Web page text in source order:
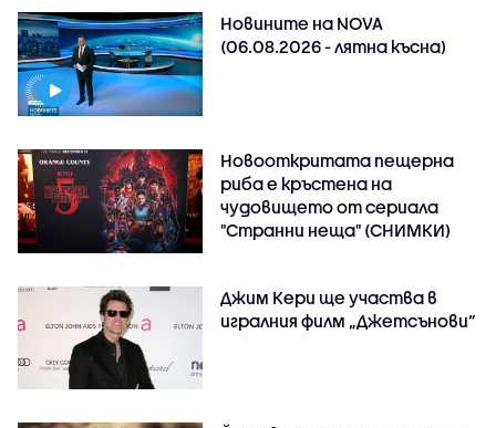
Новините на NOVA
(06.08.2026 - лятна късна)
Новооткритата пещерна
риба е кръстена на
чудовището от сериала
"Странни неща" (СНИМКИ)
Джим Кери ще участва в
игралния филм „Джетсънови“